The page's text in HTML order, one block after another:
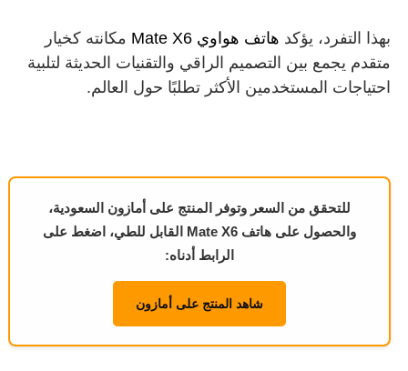
بهذا التفرد، يؤكد هاتف هواوي Mate X6
مكانته كخيار
متقدم يجمع بين التصميم الراقي والتقنيات الحديثة لتلبية
احتياجات المستخدمين الأكثر تطلبًا حول العالم.
للتحقق من السعر وتوفر المنتج على أمازون السعودية،
والحصول على هاتف Mate X6 القابل للطي، اضغط على
الرابط أدناه:
شاهد المنتج على أمازون